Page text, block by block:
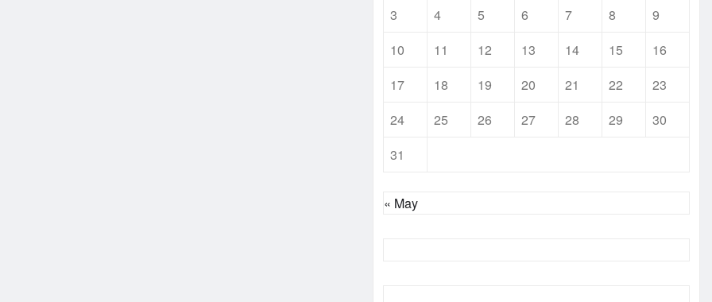
3
4 5 6 7 8
9
10
11 12 13 14 15
16
17
18 19 20 21 22
23
24
25 26 27 28 29
30
31
« May